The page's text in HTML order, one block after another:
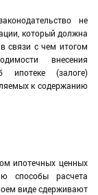
не
который должна
связи с чем итогом
внесения
ипотеке (залоге)
к содержанию
ипотечных ценных
способы расчета
виде сдерживают